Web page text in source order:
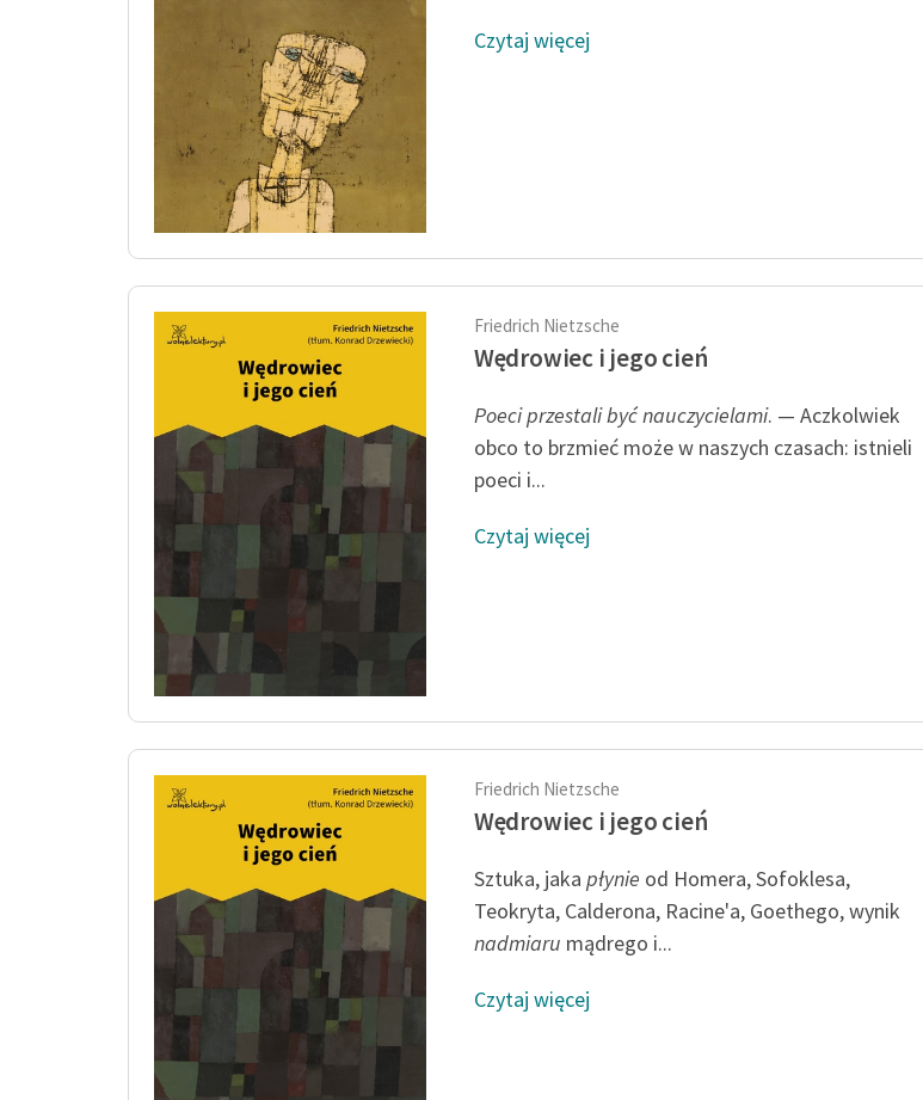
Czytaj więcej
Friedrich Nietzsche
Wędrowiec i jego cień
Poeci przestali być nauczycielami. — Aczkolwiek
obco to brzmieć może w naszych czasach: istnieli
poeci i...
Czytaj więcej
Friedrich Nietzsche
Wędrowiec i jego cień
Sztuka, jaka płynie od Homera, Sofoklesa,
Teokryta, Calderona, Racine'a, Goethego, wynik
nadmiaru mądrego i...
Czytaj więcej